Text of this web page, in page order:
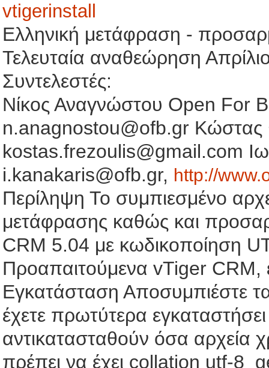
vtigerinstall
Ελληνική μετάφραση -
Τελευταία αναθεώρηση
Συντελεστές:
Νίκος Αναγνώστου Open For
n.anagnostou@ofb.gr Κώστας
kostas.frezoulis@gmail.com
i.kanakaris@ofb.gr, http://
Περίληψη Το συμπιεσμένο
μετάφρασης καθώς και
CRM 5.04 με κωδικοποίηση
Προαπαιτούμενα vTiger
Εγκατάσταση Αποσυμπιέστε
έχετε πρωτύτερα
αντικατασταθούν όσα αρχεία
πρέπει να έχει collation utf-